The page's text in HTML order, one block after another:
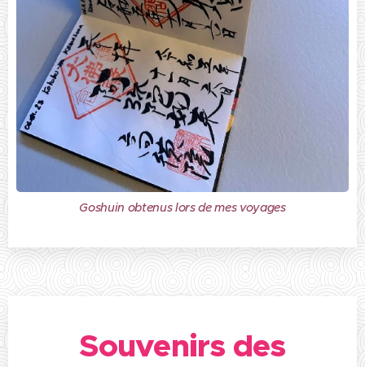
Goshuin obtenus lors de mes voyages
Souvenirs des